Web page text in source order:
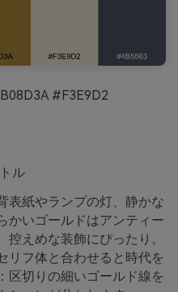
#F3E9D2
ル
表紙やランプの灯、静かな
かいゴールドはアンティー
えめな装飾にぴったり。
リフ体と合わせると時代を
区切りの細いゴールド線を